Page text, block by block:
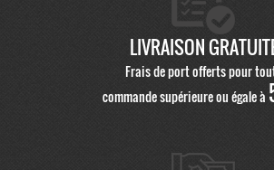
LIVRAISON
Frais de port offerts pour
commande supérieure ou égale à